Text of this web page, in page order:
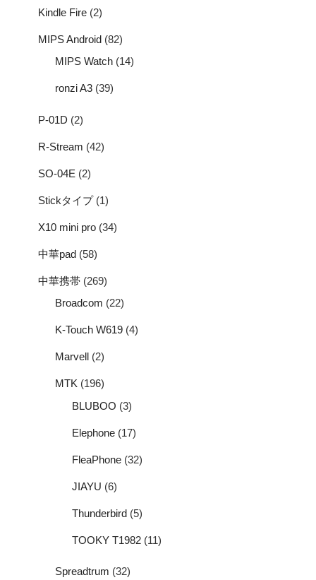
Kindle Fire (2)
MIPS Android (82)
MIPS Watch (14)
ronzi A3 (39)
P-01D (2)
R-Stream (42)
SO-04E (2)
Stickタイプ(1)
X10 mini pro (34)
中華pad (58)
中華携帯 (269)
Broadcom (22)
K-Touch W619 (4)
Marvell (2)
MTK (196)
BLUBOO (3)
Elephone (17)
FleaPhone (32)
JIAYU (6)
Thunderbird (5)
TOOKY T1982 (11)
Spreadtrum (32)